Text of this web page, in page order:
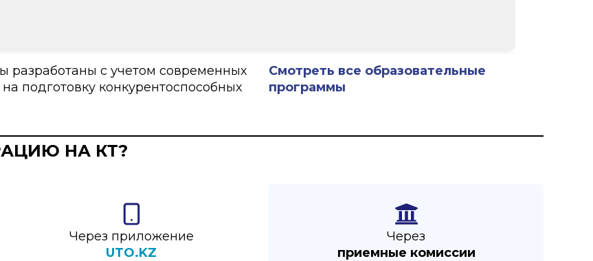
разработаны с учетом современных
подготовку конкурентоспособных
Смотреть все образовательные
программы
НА КТ?
Через приложение
UTO.KZ
Через
приемные комиссии